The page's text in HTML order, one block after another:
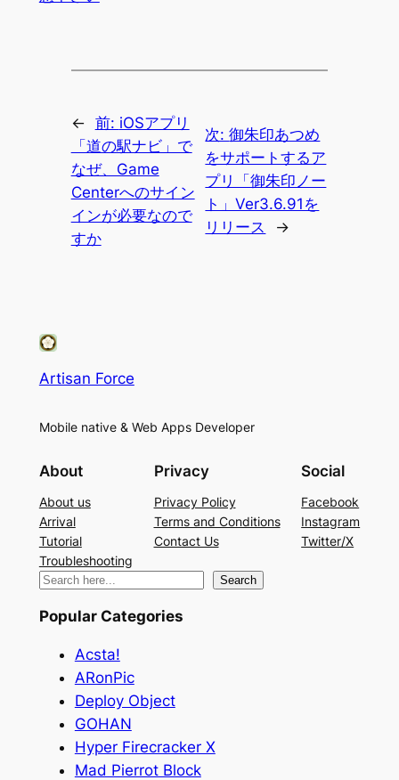
← 前: iOSアプリ
「道の駅ナビ」で
なぜ、Game
Centerへのサイン
インが必要なので
すか
次:御朱印あつめ
をサポートするア
プリ「御朱印ノー
ト」Ver3.6.91を
リリース
→
Artisan Force
Mobile native & Web Apps Developer
About
About us
Arrival
Tutorial
Troubleshooting
Privacy
Privacy Policy
Terms and Conditions
Contact Us
Social
Facebook
Instagram
Twitter/X
検
Search
Popular Categories
Acsta!
ARonPic
Deploy Object
GOHAN
Hyper Firecracker X
Mad Pierrot Block